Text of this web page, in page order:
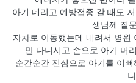
아기 데리고 예방접종 갈 때도
생님께 질
자차로 이동했는데 내려서 병원
만 다니시고 손으로 아기 머
순간순간 진심으로 아기를 이